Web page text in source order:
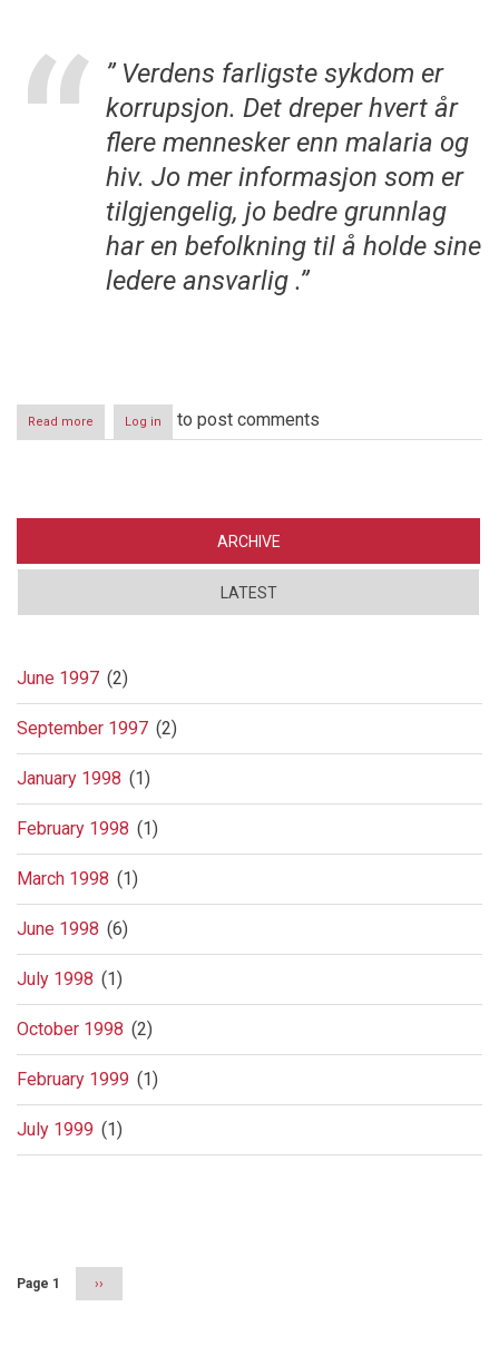
” Verdens farligste sykdom er
korrupsjon. Det dreper hvert år
flere mennesker enn malaria og
hiv. Jo mer informasjon som er
tilgjengelig, jo bedre grunnlag
har en befolkning til å holde sine
ledere ansvarlig .”
Read more about
Med
få
Log in to post comments
ARCHIVE
LATEST
June 1997 (2)
September 1997 (2)
January 1998 (1)
February 1998 (1)
March 1998 (1)
June 1998 (6)
July 1998 (1)
October 1998 (2)
February 1999 (1)
July 1999 (1)
Page 1
Next
page
››